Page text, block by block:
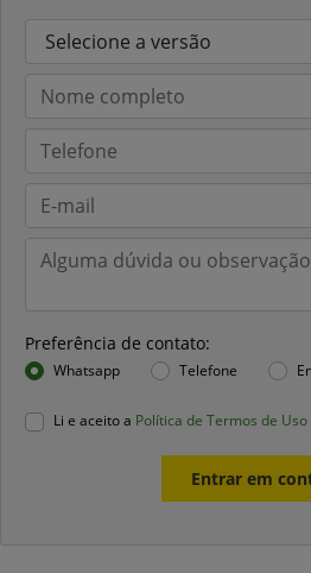
Preferência de contato:
Whatsapp Telefone
Li e aceito a Política de Termos de
Entrar em